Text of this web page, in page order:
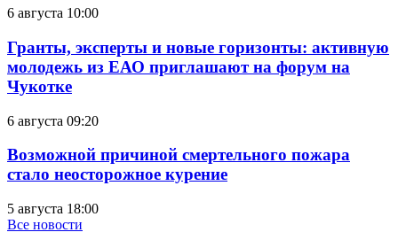
6 августа 10:00
Гранты, эксперты и новые горизонты: активную
молодежь из ЕАО приглашают на форум на
Чукотке
6 августа 09:20
Возможной причиной смертельного пожара
стало неосторожное курение
5 августа 18:00
Все новости